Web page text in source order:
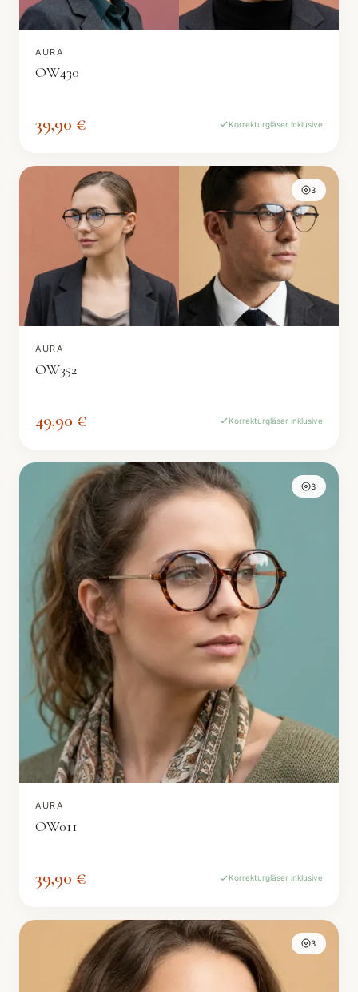
AURA
OW430
39,90 € Korrekturgläser inklusive
3
AURA
OW352
49,90 € Korrekturgläser inklusive
3
AURA
OW011
39,90 € Korrekturgläser inklusive
3